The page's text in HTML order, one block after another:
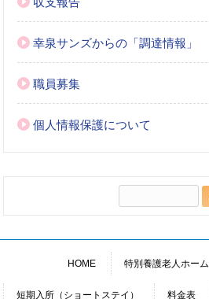
幸泉サンズからの「調達情報」
職員募集
個人情報保護について
HOME 特別養護老人ホーム
短期入所（ショートステイ） 料金表